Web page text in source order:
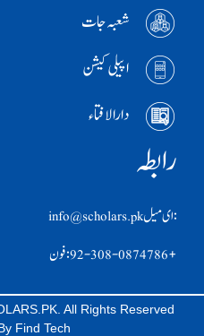
شعبہ جات
اپیلی کیشن
دارالافتاء
رابطہ
:ای ميل info@scholars.pk
+92-308-0874786 :فون
All Rights Reserved
Find Tech